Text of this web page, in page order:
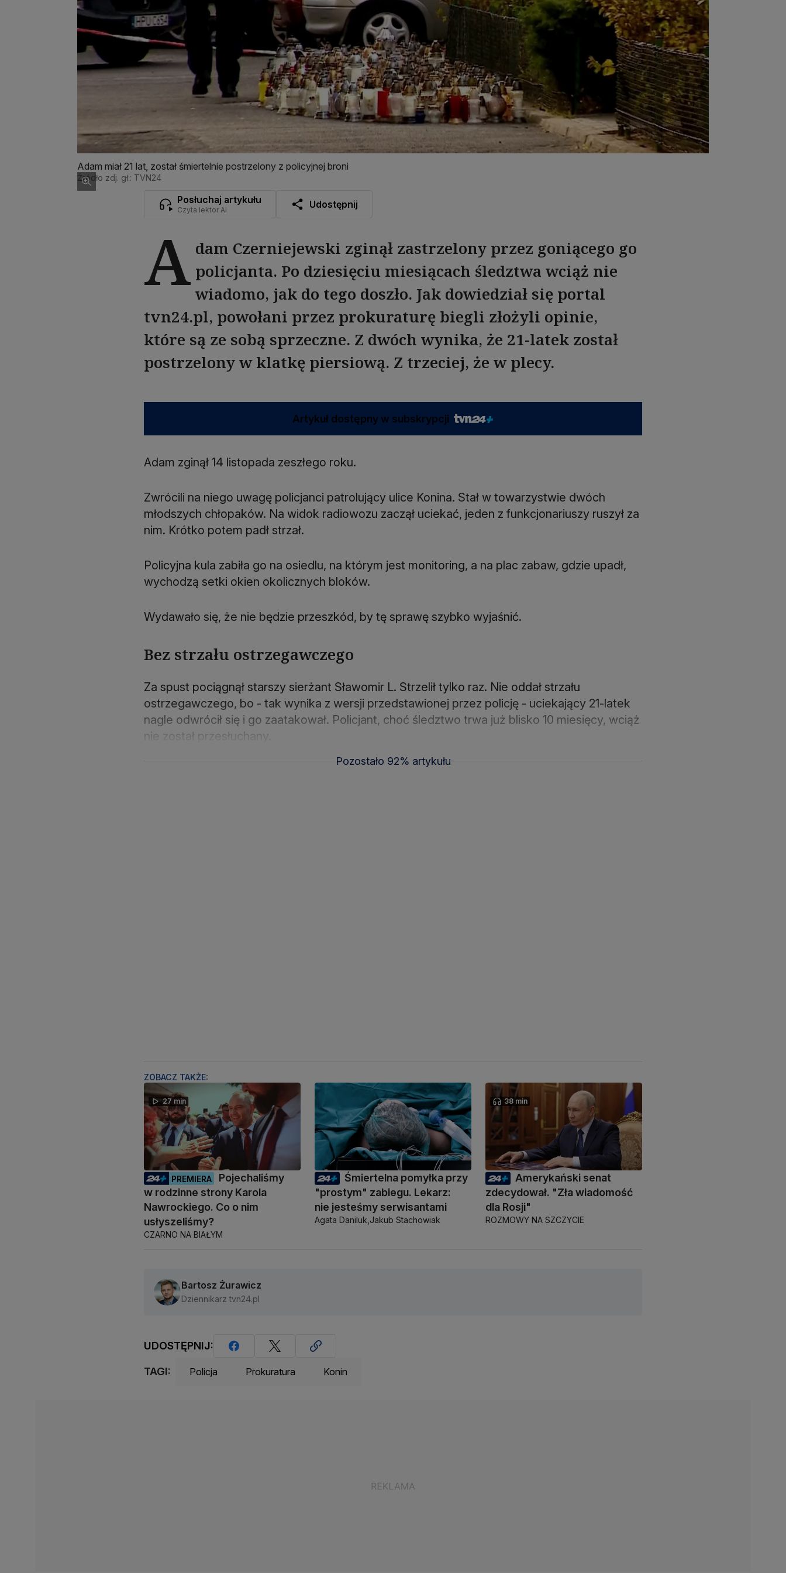
Adam miał 21 lat, został śmiertelnie postrzelony z policyjnej broni
Źródło zdj. gł.: TVN24
Posłuchaj artykułu
Czyta lektor AI Udostępnij
A dam Czerniejewski zginął zastrzelony przez goniącego go
policjanta. Po dziesięciu miesiącach śledztwa wciąż nie
wiadomo, jak do tego doszło. Jak dowiedział się portal
tvn24.pl, powołani przez prokuraturę biegli złożyli opinie,
które są ze sobą sprzeczne. Z dwóch wynika, że 21-latek został
postrzelony w klatkę piersiową. Z trzeciej, że w plecy.
Artykuł dostępny w subskrypcji
Adam zginął 14 listopada zeszłego roku.
Zwrócili na niego uwagę policjanci patrolujący ulice Konina. Stał w towarzystwie dwóch
młodszych chłopaków. Na widok radiowozu zaczął uciekać, jeden z funkcjonariuszy ruszył za
nim. Krótko potem padł strzał.
Policyjna kula zabiła go na osiedlu, na którym jest monitoring, a na plac zabaw, gdzie upadł,
wychodzą setki okien okolicznych bloków.
Wydawało się, że nie będzie przeszkód, by tę sprawę szybko wyjaśnić.
Bez strzału ostrzegawczego
Za spust pociągnął starszy sierżant Sławomir L. Strzelił tylko raz. Nie oddał strzału
ostrzegawczego, bo - tak wynika z wersji przedstawionej przez policję - uciekający 21-latek
nagle odwrócił się i go zaatakował. Policjant, choć śledztwo trwa już blisko 10 miesięcy, wciąż
nie został przesłuchany.
Pozostało 92% artykułu
ZOBACZ TAKŻE:
27 min
PREMIERA
Pojechaliśmy
w rodzinne strony Karola
Nawrockiego. Co o nim
usłyszeliśmy?
CZARNO NA BIAŁYM
Śmiertelna pomyłka przy
"prostym" zabiegu. Lekarz:
nie jesteśmy serwisantami
Agata Daniluk, Jakub Stachowiak
38 min
Amerykański senat
zdecydował. "Zła wiadomość
dla Rosji"
ROZMOWY NA SZCZYCIE
Bartosz Żurawicz
Dziennikarz tvn24.pl
UDOSTĘPNIJ:
TAGI: Policja Prokuratura Konin